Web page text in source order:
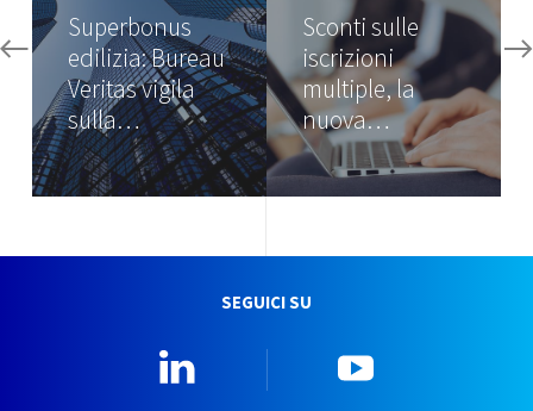
Superbonus
edilizia: Bureau
Veritas vigila
sulla…
Sconti sulle
iscrizioni
multiple, la
nuova…
SEGUICI SU